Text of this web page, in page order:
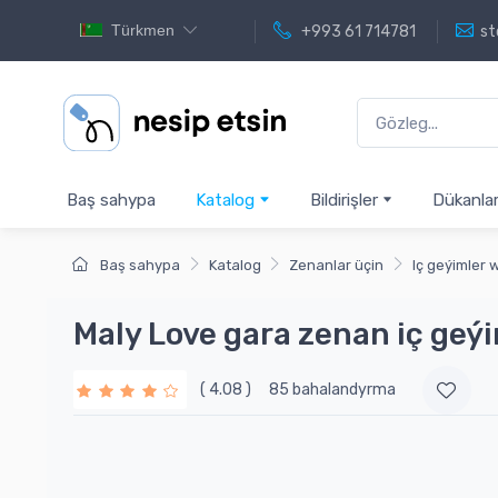
Türkmen +993 61 714781
Baş sahypa Katalog Bildirişler Dükanlar
Baş sahypa Katalog Zenanlar üçin Iç geýimler
Maly Love gara zenan iç
( 4.08 ) 85 bahalandyrma